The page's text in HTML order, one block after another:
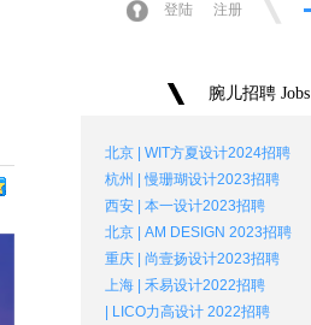
登陆 注册
腕儿招聘 Jobs
北京 | WIT方夏设计2024招聘
杭州 | 慢珊瑚设计2023招聘
西安 | 本一设计2023招聘
北京 | AM DESIGN 2023招聘
重庆 | 尚壹扬设计2023招聘
上海 | 禾易设计2022招聘
| LICO力高设计 2022招聘